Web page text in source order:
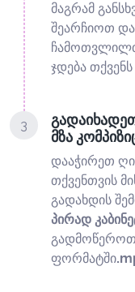
მაგრამ
შეარჩიოთ
ჯდება
3
მზა
დააჭირეთ
თქვენთვის
გადახდის
პირად
გადმოწეროთ
ფორმატში